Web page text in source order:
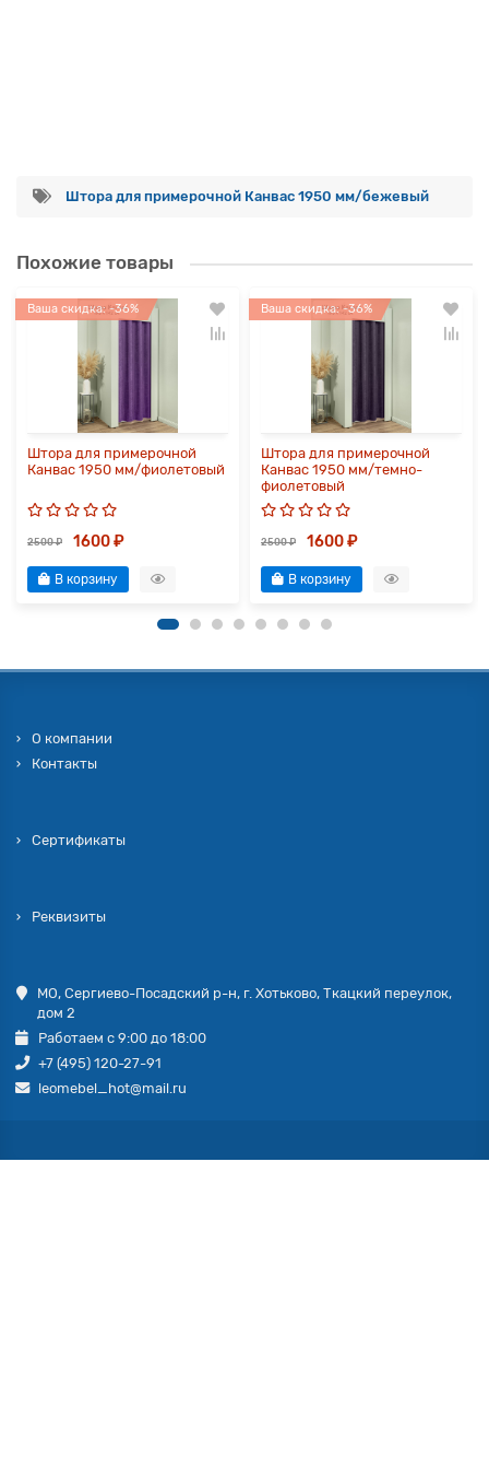
Штора для примерочной Канвас 1950 мм/бежевый
Похожие товары
Ваша скидка: -36%
Штора для примерочной
Канвас 1950 мм/фиолетовый
2500 ₽ 1600 ₽
В корзину
Ваша скидка: -36%
Штора для примерочной
Канвас 1950 мм/темно-
фиолетовый
2500 ₽ 1600 ₽
В корзину
О компании
Контакты
Сертификаты
Реквизиты
МО, Сергиево-Посадский р-н, г. Хотьково, Ткацкий переулок,
дом 2
Работаем с 9:00 до 18:00
+7 (495) 120-27-91
leomebel_hot@mail.ru